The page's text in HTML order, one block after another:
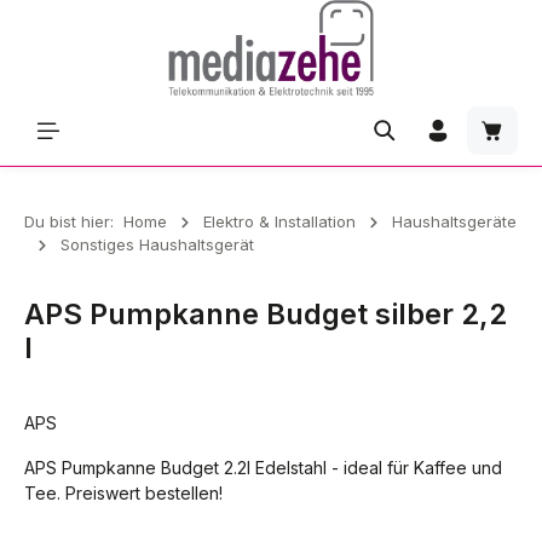
Du bist hier: Home Elektro & Installation
Haushaltsgeräte
Sonstiges Haushaltsgerät
APS Pumpkanne Budget silber 2,2
l
APS
APS Pumpkanne Budget 2.2l Edelstahl - ideal für Kaffee und
Tee. Preiswert bestellen!